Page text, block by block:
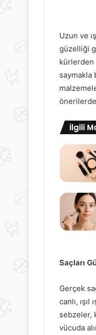
Uzun ve
güzelliği
kürlerden
saymakla
İlgili
Saçları
Gerçek
canlı,
sebzeler,
vücuda